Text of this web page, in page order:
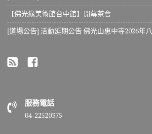
【佛光緣美術館台中館】開幕茶會
[道場公告] 活動延期公告 佛光山惠中寺2026年
服務電話
04-22520375